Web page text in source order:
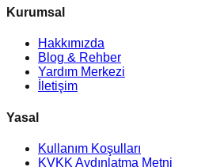
Kurumsal
Hakkımızda
Blog & Rehber
Yardım Merkezi
İletişim
Yasal
Kullanım Koşulları
KVKK Aydınlatma Metni